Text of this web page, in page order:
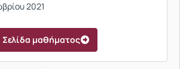
2021
Σελίδα μαθήματος